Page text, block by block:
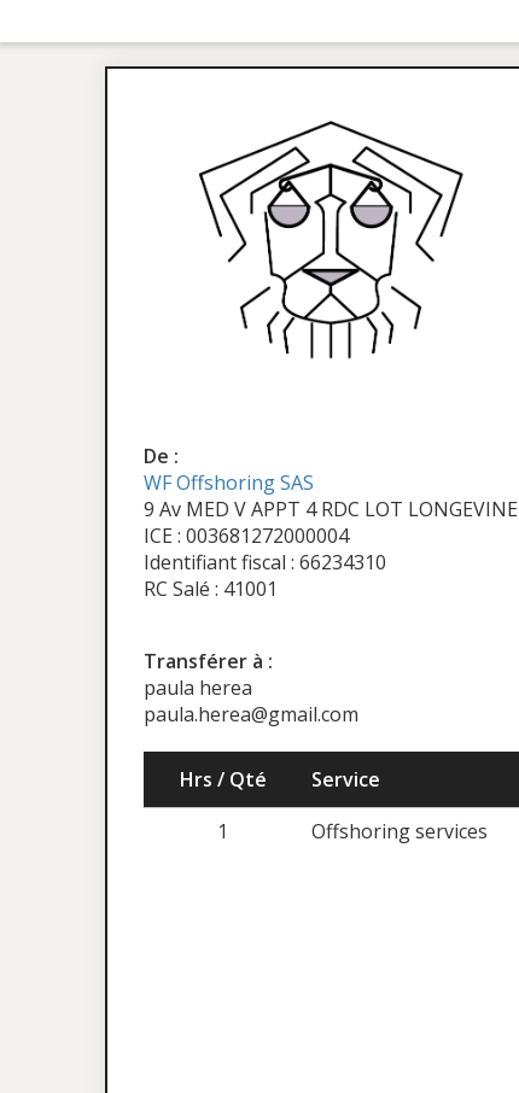
De :
WF Offshoring SAS
9 Av MED V APPT 4 RDC LOT
ICE : 003681272000004
Identifiant fiscal : 66234310
RC Salé : 41001
Transférer à :
paula herea
paula.herea@gmail.com
Hrs / Qté Service
1
Offshoring services